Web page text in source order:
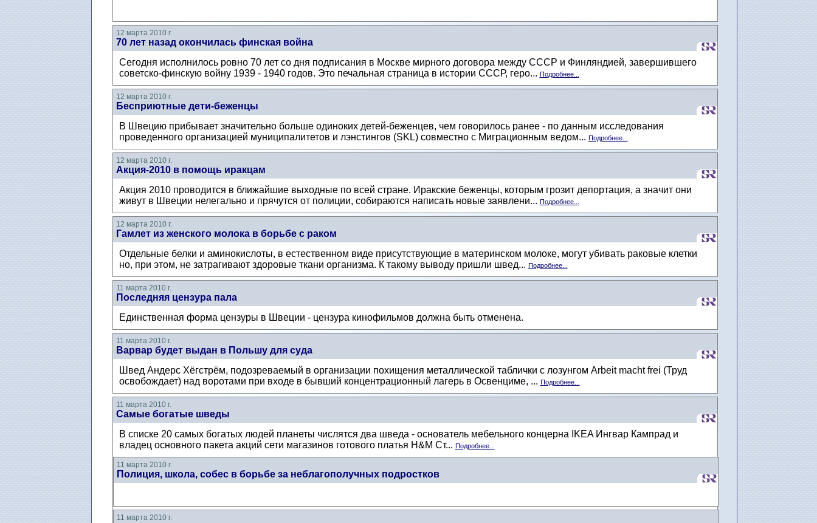
12 марта 2010 г.
70 лет назад окончилась финская война
Сегодня исполнилось ровно 70 лет со дня подписания в Москве мирного договора между СССР и Финляндией, завершившего
советско-финскую войну 1939 - 1940 годов. Это печальная страница в истории СССР, геро... Подробнее...
12 марта 2010 г.
Бесприютные дети-беженцы
В Швецию прибывает значительно больше одиноких детей-беженцев, чем говорилось ранее - по данным исследования
проведенного организацией муниципалитетов и лэнстингов (SKL) совместно с Миграционным ведом... Подробнее...
12 марта 2010 г.
Акция-2010 в помощь иракцам
Акция 2010 проводится в ближайшие выходные по всей стране. Иракские беженцы, которым грозит депортация, а значит они
живут в Швеции нелегально и прячутся от полиции, собираются написать новые заявлени... Подробнее...
12 марта 2010 г.
Гамлет из женского молока в борьбе с раком
Отдельные белки и аминокислоты, в естественном виде присутствующие в материнском молоке, могут убивать раковые клетки
но, при этом, не затрагивают здоровые ткани организма. К такому выводу пришли швед... Подробнее...
11 марта 2010 г.
Последняя цензура пала
Единственная форма цензуры в Швеции - цензура кинофильмов должна быть отменена.
11 марта 2010 г.
Варвар будет выдан в Польшу для суда
Швед Андерс Хёгстрём, подозреваемый в организации похищения металлической таблички с лозунгом Arbeit macht frei (Труд
освобождает) над воротами при входе в бывший концентрационный лагерь в Освенциме, ... Подробнее...
11 марта 2010 г.
Самые богатые шведы
В списке 20 самых богатых людей планеты числятся два шведа - основатель мебельного концерна IKEA Ингвар Кампрад и
владец основного пакета акций сети магазинов готового платья H&M Ст... Подробнее...
11 марта 2010 г.
Полиция, школа, собес в борьбе за неблагополучных подростков
11 марта 2010 г.